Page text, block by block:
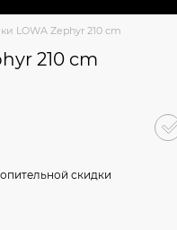
LOWA Zephyr 210 cm
210 cm
скидки